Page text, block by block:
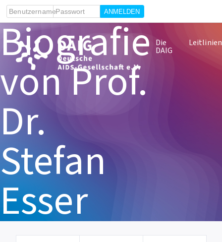
BenutzernamePasswort
Die
DAIG
Leitlinien
Biografie
von Prof.
Dr.
Stefan
Esser